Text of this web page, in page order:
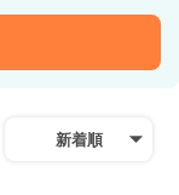
新着順